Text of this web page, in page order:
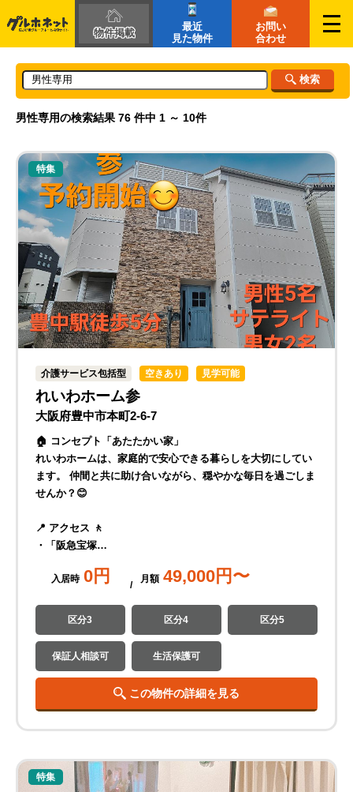
物件掲載
最近
見た物件
お問い
合わせ
検索
男性専用の検索結果 76 件中 1 ～ 10件
特集
介護サービス包括型 空きあり 見学可能
れいわホーム参
大阪府豊中市本町2-6-7
入居時 0円 月 額 49,000円〜
🏠 コンセプト「あたたかい家」
れいわホームは、家庭的で安心できる暮らしを大切にしてい
ます。 仲間と共に助け合いながら、穏やかな毎日を過ごしま
せんか？😊
📍 アクセス 🚶
・「阪急宝塚…
区分3 区分4 区分5
保証人相談可 生活保護可
この物件の詳細を見る
特集